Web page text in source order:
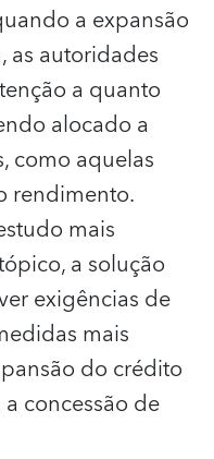
a expansão
as autoridades
a quanto
alocado a
como aquelas
rendimento.
mais
a solução
exigências de
mais
do crédito
concessão de